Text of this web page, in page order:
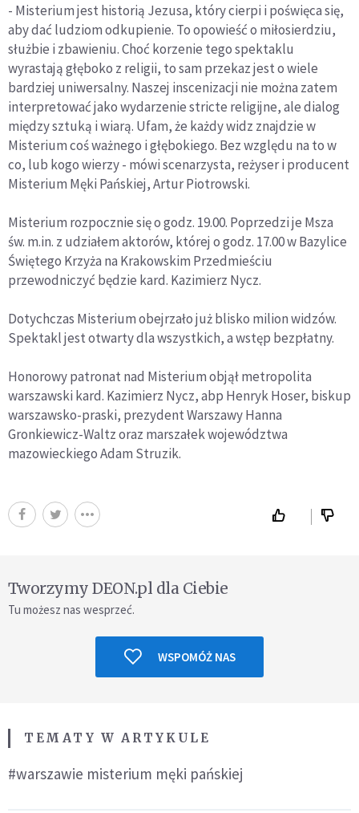
- Misterium jest historią Jezusa, który cierpi i poświęca się,
aby dać ludziom odkupienie. To opowieść o miłosierdziu,
służbie i zbawieniu. Choć korzenie tego spektaklu
wyrastają głęboko z religii, to sam przekaz jest o wiele
bardziej uniwersalny. Naszej inscenizacji nie można zatem
interpretować jako wydarzenie stricte religijne, ale dialog
między sztuką i wiarą. Ufam, że każdy widz znajdzie w
Misterium coś ważnego i głębokiego. Bez względu na to w
co, lub kogo wierzy - mówi scenarzysta, reżyser i producent
Misterium Męki Pańskiej, Artur Piotrowski.
Misterium rozpocznie się o godz. 19.00. Poprzedzi je Msza
św. m.in. z udziałem aktorów, której o godz. 17.00 w Bazylice
Świętego Krzyża na Krakowskim Przedmieściu
przewodniczyć będzie kard. Kazimierz Nycz.
Dotychczas Misterium obejrzało już blisko milion widzów.
Spektakl jest otwarty dla wszystkich, a wstęp bezpłatny.
Honorowy patronat nad Misterium objął metropolita
warszawski kard. Kazimierz Nycz, abp Henryk Hoser, biskup
warszawsko-praski, prezydent Warszawy Hanna
Gronkiewicz-Waltz oraz marszałek województwa
mazowieckiego Adam Struzik.
Tworzymy DEON.pl dla Ciebie
Tu możesz nas wesprzeć.
WSPOMÓŻ NAS
TEMATY W ARTYKULE
#warszawie misterium męki pańskiej